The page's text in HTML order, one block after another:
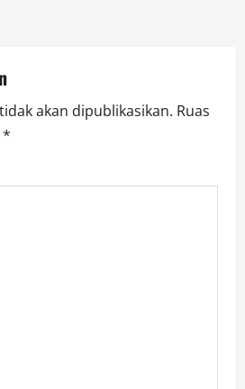
akan dipublikasikan. Ruas
*